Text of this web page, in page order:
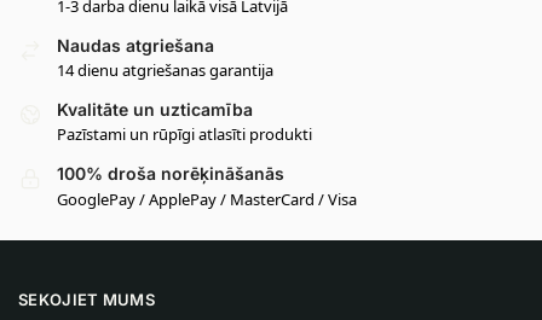
1-3 darba dienu laikā visā Latvijā
Naudas atgriešana
14 dienu atgriešanas garantija
Kvalitāte un uzticamība
Pazīstami un rūpīgi atlasīti produkti
100% droša norēķināšanās
GooglePay / ApplePay / MasterCard / Visa
SEKOJIET MUMS